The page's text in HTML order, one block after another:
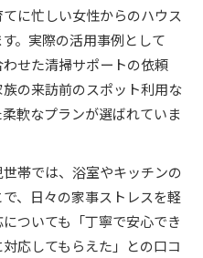
に忙しい女性からのハウス
。実際の活用事例として
せた清掃サポートの依頼
の来訪前のスポット利用な
軟なプランが選ばれていま
帯では、浴室やキッチンの
、日々の家事ストレスを軽
ついても「丁寧で安心でき
応してもらえた」との口コ